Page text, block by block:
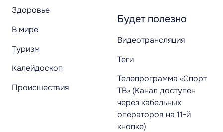
Здоровье
В мире
Туризм
Калейдоскоп
Происшествия
Будет полезно
Видеотрансляция
Теги
Телепрограмма «Спорт
ТВ» (Канал доступен
через кабельных
операторов на 11-й
кнопке)